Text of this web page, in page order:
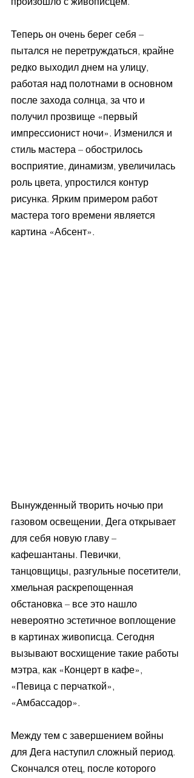
Теперь он очень берег себя –
пытался не перетруждаться, крайне
редко выходил днем на улицу,
работая над полотнами в основном
после захода солнца, за что и
получил прозвище «первый
импрессионист ночи». Изменился и
стиль мастера – обострилось
восприятие, динамизм, увеличилась
роль цвета, упростился контур
рисунка. Ярким примером работ
мастера того времени является
картина «Абсент».
Вынужденный творить ночью при
газовом освещении, Дега открывает
для себя новую главу –
кафешантаны. Певички,
танцовщицы, разгульные посетители,
хмельная раскрепощенная
обстановка – все это нашло
невероятно эстетичное воплощение
в картинах живописца. Сегодня
вызывают восхищение такие работы
мэтра, как «Концерт в кафе»,
«Певица с перчаткой»,
«Амбассадор».
Между тем с завершением войны
для Дега наступил сложный период.
Скончался отец, после которого